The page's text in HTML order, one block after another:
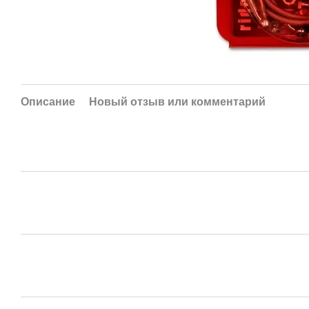
Описание Новый отзыв или комментарий